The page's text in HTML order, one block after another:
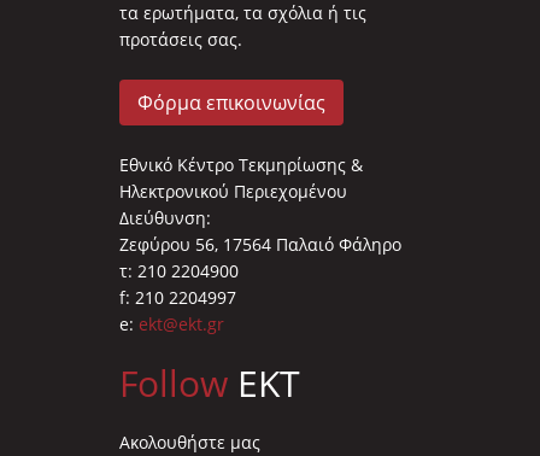
τα ερωτήματα, τα σχόλια ή τις
προτάσεις σας.
Φόρμα επικοινωνίας
Εθνικό Κέντρο Τεκμηρίωσης &
Ηλεκτρονικού Περιεχομένου
Διεύθυνση:
Ζεφύρου 56, 17564 Παλαιό Φάληρο
τ: 210 2204900
f: 210 2204997
e: ekt@ekt.gr
Follow EKT
Ακολουθήστε μας